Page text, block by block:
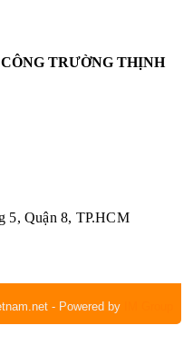
TRƯỜNG THỊNH
5, Quận 8, TP.HCM
- Powered by